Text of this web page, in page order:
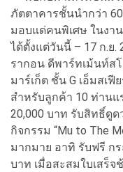
ภัตตาคารชั้นนำกว่า
มอบแด่คนพิเศษ ในงาน
ได้ตั้งแต่วันนี้ – 17 ก.ย.
รากอน ดีพาร์ทเม้นท์สโ
มาร์เก็ต ชั้น G เอ็มสเ
สำหรับลูกค้า 10 ท่าน
20,000 บาท รับสิทธิ์ดูด
กิจกรรม “Mu to The
มากมาย อาทิ รับฟรี ก
บาท เมื่อสะสมใบเสร็